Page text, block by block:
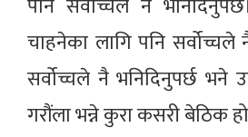
चाहनेका लागि पनि सर्वोच्चले
सर्वोच्चले नै भनिदिनुपर्छ
गरौंला भन्ने कुरा कसरी बेठिक